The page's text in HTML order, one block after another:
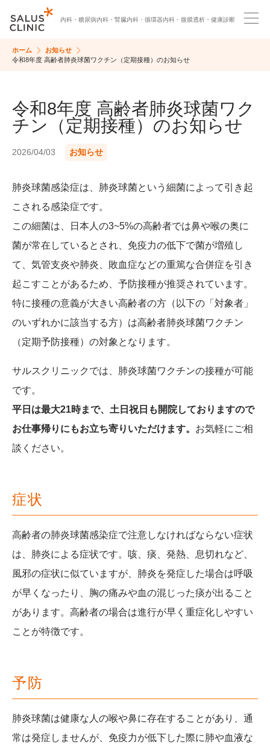
内科・ 糖尿病内科・ 腎臓内科・ 循環器内科・ 腹膜透析・ 健康診断
ホーム
お知らせ
令和8年度 高齢者肺炎球菌ワクチン（定期接種）のお知らせ
令和8年度 高齢者肺炎球菌ワク
チン（定期接種）のお知らせ
2026/04/03 お知らせ
肺炎球菌感染症は、肺炎球菌という細菌によって引き起
こされる感染症です。
この細菌は、日本人の3~5%の高齢者では鼻や喉の奥に
菌が常在しているとされ、免疫力の低下で菌が増殖し
て、気管支炎や肺炎、敗血症などの重篤な合併症を引き
起こすことがあるため、予防接種が推奨されています。
特に接種の意義が大きい高齢者の方（以下の「対象者」
のいずれかに該当する方）は高齢者肺炎球菌ワクチン
（定期予防接種）の対象となります。
サルスクリニックでは、肺炎球菌ワクチンの接種が可能
です。
平日は最大21時まで、土日祝日も開院しておりますので
お仕事帰りにもお立ち寄りいただけます。 お気軽にご相
談ください。
症状
高齢者の肺炎球菌感染症で注意しなければならない症状
は、肺炎による症状です。咳、痰、発熱、息切れなど、
風邪の症状に似ていますが、肺炎を発症した場合は呼吸
が早くなったり、胸の痛みや血の混じった痰が出ること
があります。 高齢者の場合は進行が早く重症化しやすい
ことが特徴です。
予防
肺炎球菌は健康な人の喉や鼻に存在することがあり、通
常は発症しませんが、免疫力が低下した際に肺や血液な